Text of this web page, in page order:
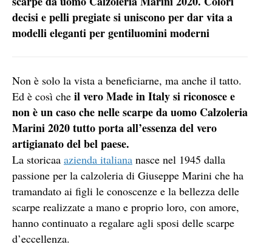
decisi e pelli pregiate si uniscono per dar vita a
modelli eleganti per gentiluomini moderni
Non è solo la vista a beneficiarne, ma anche il tatto.
Ed è così che il vero Made in Italy si riconosce e
non è un caso che nelle scarpe da uomo Calzoleria
Marini 2020 tutto porta all’essenza del vero
artigianato del bel paese.
La storicaa azienda italiana nasce nel 1945 dalla
passione per la calzoleria di Giuseppe Marini che ha
tramandato ai figli le conoscenze e la bellezza delle
scarpe realizzate a mano e proprio loro, con amore,
hanno continuato a regalare agli sposi delle scarpe
d’eccellenza.